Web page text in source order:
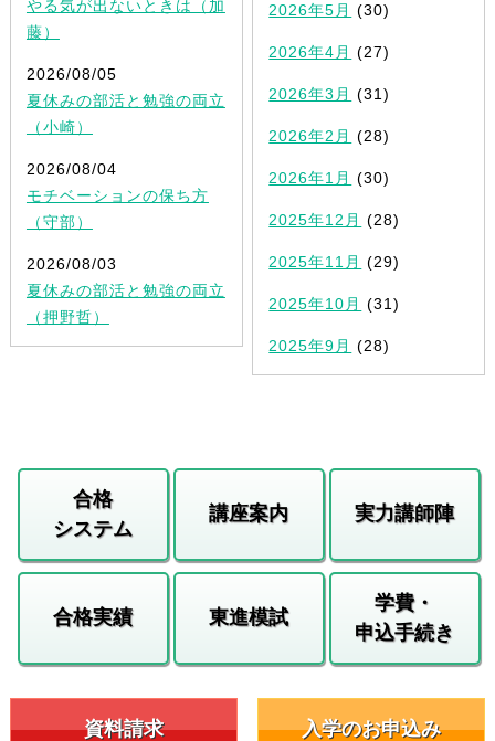
やる気が出ないときは（加
藤）
2026/08/05
夏休みの部活と勉強の両立
（小崎）
2026/08/04
モチベーションの保ち方
（守部）
2026/08/03
夏休みの部活と勉強の両立
（押野哲）
2026年5月 (30)
2026年4月 (27)
2026年3月 (31)
2026年2月 (28)
2026年1月 (30)
2025年12月 (28)
2025年11月 (29)
2025年10月 (31)
2025年9月 (28)
合格
システム
講座案内 実力講師陣
合格実績 東進模試
学費・
申込手続き
資料請求 入学のお申込み